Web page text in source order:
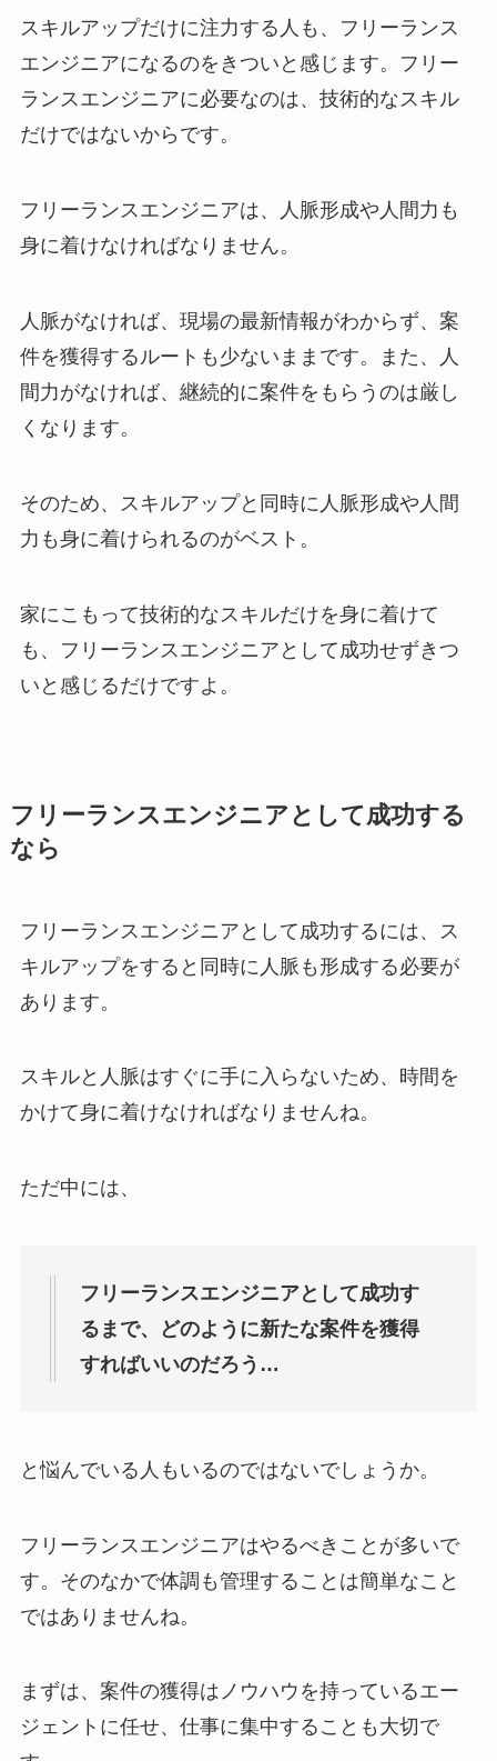
スキルアップだけに注力する人も、フリーランス
エンジニアになるのをきついと感じます。フリー
ランスエンジニアに必要なのは、技術的なスキル
だけではないからです。
フリーランスエンジニアは、人脈形成や人間力も
身に着けなければなりません。
人脈がなければ、現場の最新情報がわからず、案
件を獲得するルートも少ないままです。また、人
間力がなければ、継続的に案件をもらうのは厳し
くなります。
そのため、スキルアップと同時に人脈形成や人間
力も身に着けられるのがベスト。
家にこもって技術的なスキルだけを身に着けて
も、フリーランスエンジニアとして成功せずきつ
いと感じるだけですよ。
フリーランスエンジニアとして成功する
なら
フリーランスエンジニアとして成功するには、ス
キルアップをすると同時に人脈も形成する必要が
あります。
スキルと人脈はすぐに手に入らないため、時間を
かけて身に着けなければなりませんね。
ただ中には、
フリーランスエンジニアとして成功す
るまで、どのように新たな案件を獲得
すればいいのだろう…
と悩んでいる人もいるのではないでしょうか。
フリーランスエンジニアはやるべきことが多いで
す。そのなかで体調も管理することは簡単なこと
ではありませんね。
まずは、案件の獲得はノウハウを持っているエー
ジェントに任せ、仕事に集中することも大切で